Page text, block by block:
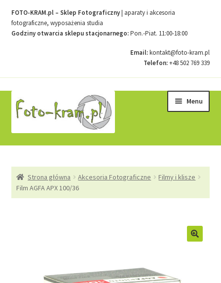
FOTO-KRAM.pl – Sklep Fotograficzny| aparaty i akcesoria
fotograficzne, wyposażenia studia
Godziny otwarcia sklepu stacjonarnego:Pon.-Piat. 11:00-18:00
Email:kontakt@foto-kram.pl
Telefon:+48 502 769 339
do
nawigacji
do
treści
Menu
Kontakt
Strona główna Akcesoria Fotograficzne
Filmy i klisze
Film AGFA APX 100/36